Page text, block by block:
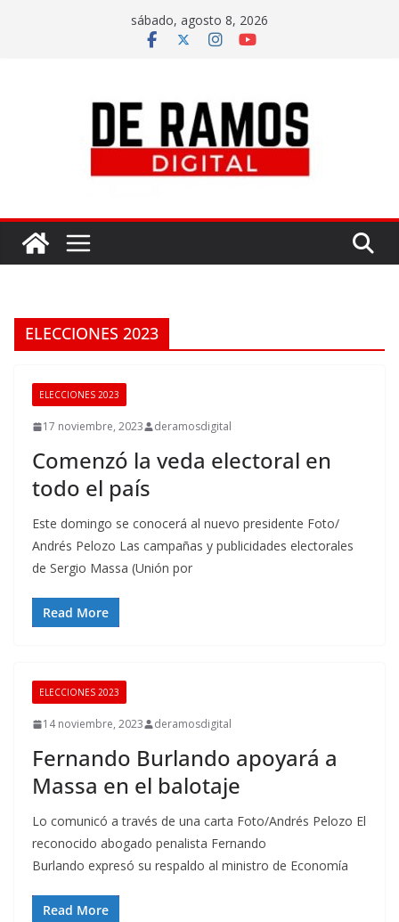
sábado, agosto 8, 2026
ELECCIONES 2023
ELECCIONES 2023
17 noviembre, 2023 deramosdigital
Comenzó la veda electoral en
todo el país
Este domingo se conocerá al nuevo presidente Foto/
Andrés Pelozo Las campañas y publicidades electorales
de Sergio Massa (Unión por
Read More
ELECCIONES 2023
14 noviembre, 2023 deramosdigital
Fernando Burlando apoyará a
Massa en el balotaje
Lo comunicó a través de una carta Foto/Andrés Pelozo El
reconocido abogado penalista Fernando
Burlando expresó su respaldo al ministro de Economía
Read More